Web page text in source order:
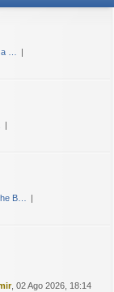
…
B…
, 02 Ago 2026, 18:14